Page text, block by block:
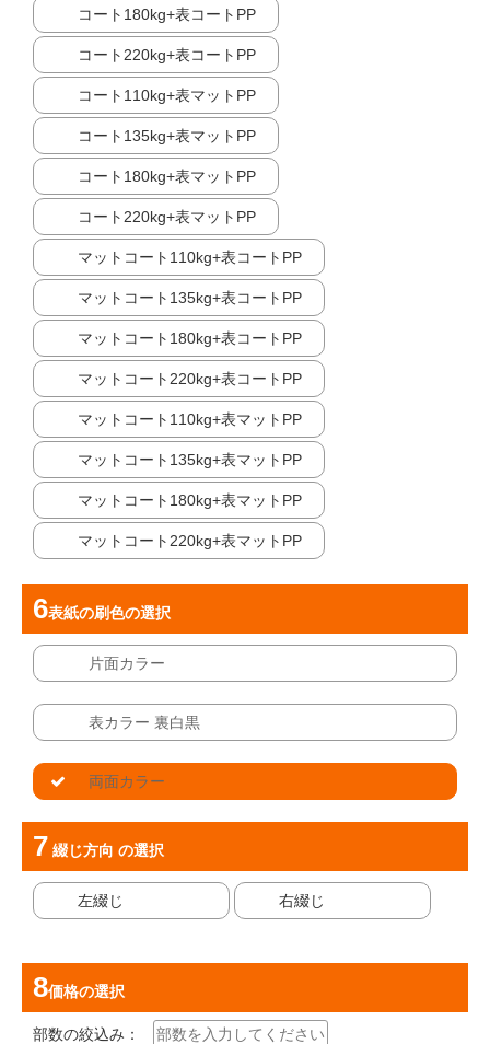
コート180kg+表コートPP
コート220kg+表コートPP
コート110kg+表マットPP
コート135kg+表マットPP
コート180kg+表マットPP
コート220kg+表マットPP
マットコート110kg+表コートPP
マットコート135kg+表コートPP
マットコート180kg+表コートPP
マットコート220kg+表コートPP
マットコート110kg+表マットPP
マットコート135kg+表マットPP
マットコート180kg+表マットPP
マットコート220kg+表マットPP
表紙の刷色の選択
片面カラー
表カラー 裏白黒
両面カラー
綴じ方向 の選択
左綴じ 右綴じ
価格の選択
部数の絞込み：